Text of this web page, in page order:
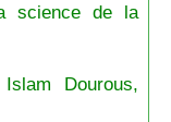
science de la
Dourous,